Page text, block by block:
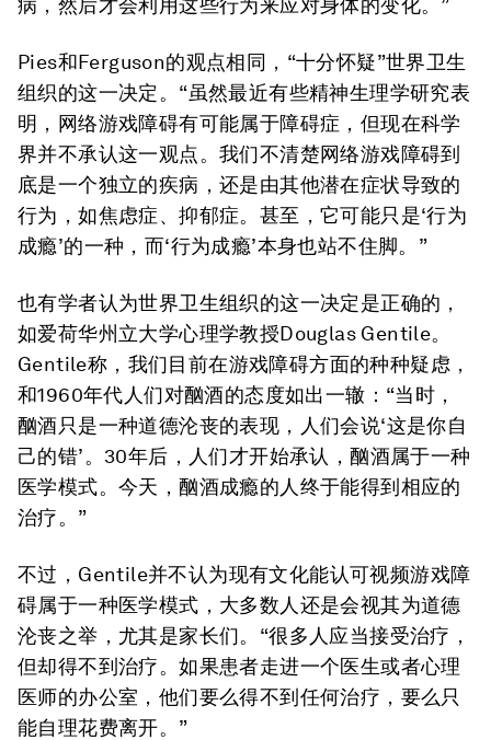
病，然后才会利用这些行为来应对身体的变化。”
Pies和Ferguson的观点相同，“十分怀疑”世界卫生
组织的这一决定。“虽然最近有些精神生理学研究表
明，网络游戏障碍有可能属于障碍症，但现在科学
界并不承认这一观点。我们不清楚网络游戏障碍到
底是一个独立的疾病，还是由其他潜在症状导致的
行为，如焦虑症、抑郁症。甚至，它可能只是‘行为
成瘾’的一种，而‘行为成瘾’本身也站不住脚。”
也有学者认为世界卫生组织的这一决定是正确的，
如爱荷华州立大学心理学教授Douglas Gentile。
Gentile称，我们目前在游戏障碍方面的种种疑虑，
和1960年代人们对酗酒的态度如出一辙：“当时，
酗酒只是一种道德沦丧的表现，人们会说‘这是你自
己的错’。30年后，人们才开始承认，酗酒属于一种
医学模式。今天，酗酒成瘾的人终于能得到相应的
治疗。”
不过，Gentile并不认为现有文化能认可视频游戏障
碍属于一种医学模式，大多数人还是会视其为道德
沦丧之举，尤其是家长们。“很多人应当接受治疗，
但却得不到治疗。如果患者走进一个医生或者心理
医师的办公室，他们要么得不到任何治疗，要么只
能自理花费离开。”